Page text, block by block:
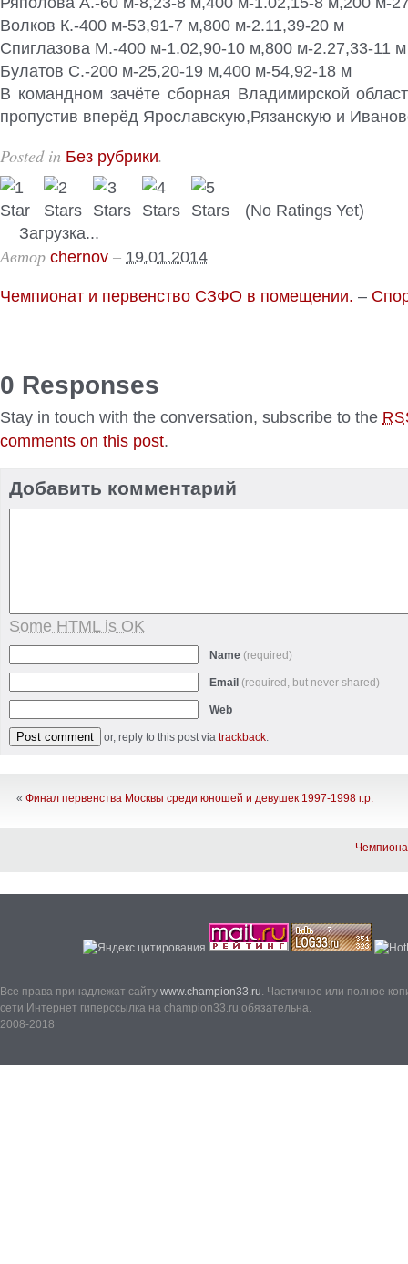
Волков К.-400 м-53,91-7 м,800 м-2.11,39-20 м
Спиглазова М.-400 м-1.02,90-10 м,800 м-2.27,33-11 м
Булатов С.-200 м-25,20-19 м,400 м-54,92-18 м
В командном зачёте сборная Владимирской
пропустив вперёд Ярославскую,Рязанскую и
Posted in Без рубрики.
(No Ratings Yet)
Загрузка...
Автор chernov – 19.01.2014
Чемпионат и первенство СЗФО в помещении. –
0 Responses
Stay in touch with the conversation, subscribe to the
comments on this post.
Добавить комментарий
Some HTML is OK
Name (required)
Email (required, but never shared)
Web
or, reply to this post via trackback.
« Финал первенства Москвы среди юношей и девушек 1997-1998 г.р.
Все права принадлежат сайту www.champion33.ru. Частичное или полное
сети Интернет гиперссылка на champion33.ru обязательна.
2008-2018